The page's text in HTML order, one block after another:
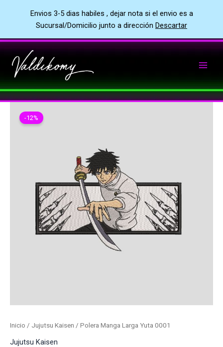
Envios 3-5 dias habiles , dejar nota si el envio es a
Sucursal/Domicilio junto a dirección Descartar
al
contenido
-12%
Inicio / Jujutsu Kaisen / Polera Manga Larga Yuta 0001
Jujutsu Kaisen